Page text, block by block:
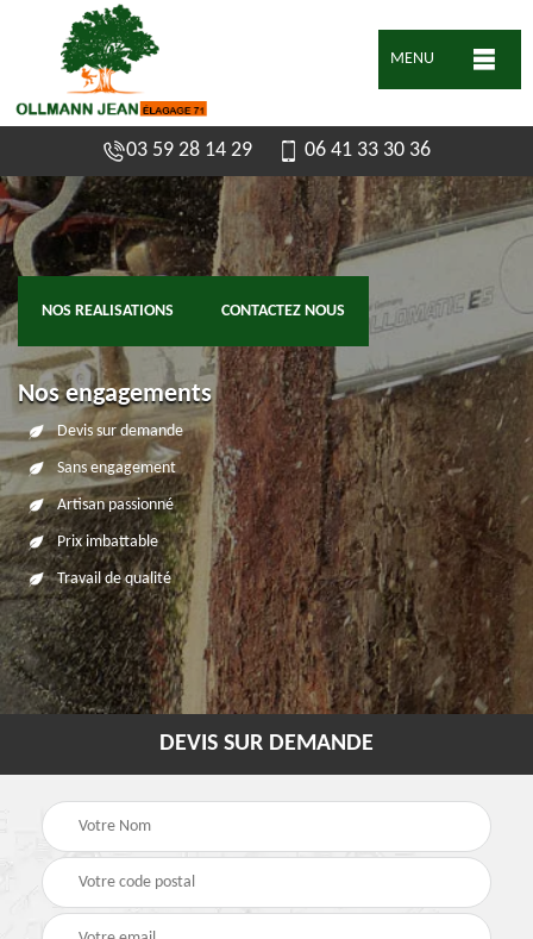
MENU
03 59 28 14 29 06 41 33 30 36
NOS REALISATIONS CONTACTEZ NOUS
Nos engagements
Devis sur demande
Sans engagement
Artisan passionné
Prix imbattable
Travail de qualité
DEVIS SUR DEMANDE